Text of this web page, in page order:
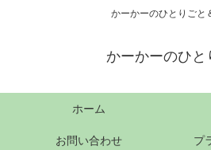
かーかーのひとりごと
かーかーのひと
ホーム
お問い合わせ